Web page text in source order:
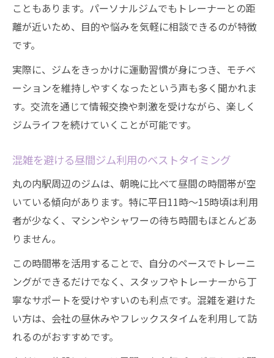
こともあります。パーソナルジムでもトレーナーとの距
離が近いため、目的や悩みを気軽に相談できるのが特徴
です。
実際に、ジムをきっかけに運動習慣が身につき、モチベ
ーションを維持しやすくなったという声も多く聞かれま
す。交流を通じて情報交換や刺激を受けながら、楽しく
ジムライフを続けていくことが可能です。
混雑を避ける昼間ジム利用のベストタイミング
丸の内駅周辺のジムは、朝晩に比べて昼間の時間帯が空
いている傾向があります。特に平日11時〜15時頃は利用
者が少なく、マシンやシャワーの待ち時間もほとんどあ
りません。
この時間帯を活用することで、自分のペースでトレーニ
ングができるだけでなく、スタッフやトレーナーから丁
寧なサポートを受けやすいのも利点です。混雑を避けた
い方は、会社の昼休みやフレックスタイムを利用して訪
れるのがおすすめです。